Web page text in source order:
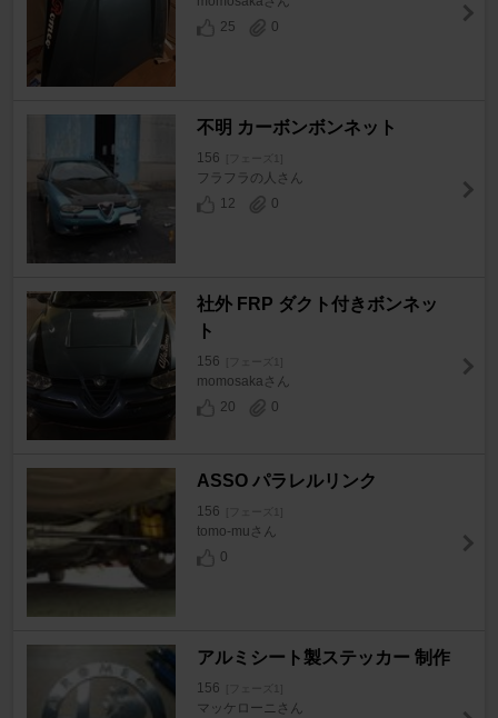
25
0
不明 カーボンボンネット
156 [フェーズ1]
フラフラの人さん
12
0
社外 FRP ダクト付きボンネッ
ト
156 [フェーズ1]
momosakaさん
20
0
ASSO パラレルリンク
156 [フェーズ1]
tomo-muさん
0
アルミシート製ステッカー 制作
156 [フェーズ1]
マッケローニさん